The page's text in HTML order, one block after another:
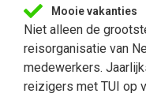
Mooie vakanties
Niet alleen de
reisorganisatie van
medewerkers.
reizigers met TUI op